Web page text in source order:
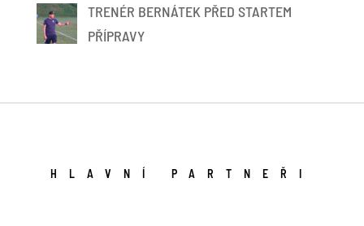
TRENÉR BERNÁTEK PŘED STARTEM
PŘÍPRAVY
HLAVNÍ PARTNEŘI